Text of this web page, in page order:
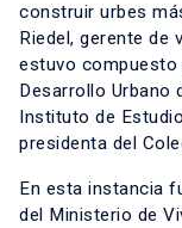
construir urbes
Riedel, gerente de
estuvo compuesto
Desarrollo Urbano
Instituto de
presidenta del
En esta instancia
del Ministerio de